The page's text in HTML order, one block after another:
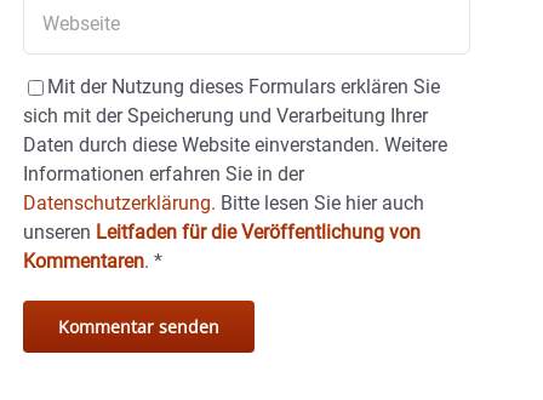
Mit der Nutzung dieses Formulars erklären Sie
sich mit der Speicherung und Verarbeitung Ihrer
Daten durch diese Website einverstanden. Weitere
Informationen erfahren Sie in der
Datenschutzerklärung. Bitte lesen Sie hier auch
unseren Leitfaden für die Veröffentlichung von
Kommentaren. *